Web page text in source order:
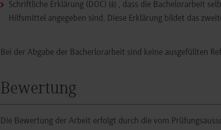
Schriftliche Erklärung (DOC)
, dass die Bachelorarbeit
Hilfsmittel angegeben sind. Diese Erklärung bildet das
Bei der Abgabe der Bacherlorarbeit sind keine ausgefüllten
Bewertung
Die Bewertung der Arbeit erfolgt durch die vom